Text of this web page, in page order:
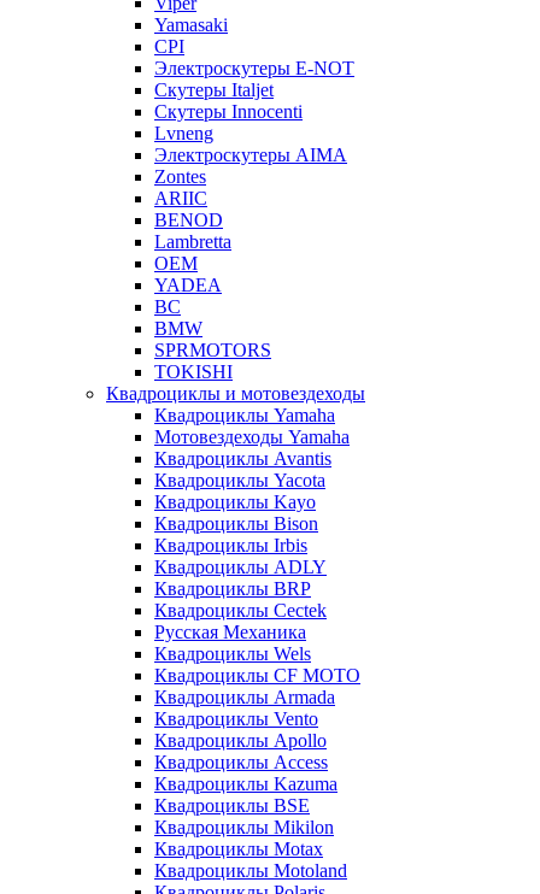
Yamasaki
CPI
Электроскутеры E-NOT
Скутеры Italjet
Скутеры Innocenti
Lvneng
Электроскутеры AIMA
Zontes
ARIIC
BENOD
Lambretta
OEM
YADEA
BC
BMW
SPRMOTORS
TOKISHI
Квадроциклы и мотовездеходы
Квадроциклы Yamaha
Мотовездеходы Yamaha
Квадроциклы Avantis
Квадроциклы Yacota
Квадроциклы Kayo
Квадроциклы Bison
Квадроциклы Irbis
Квадроциклы ADLY
Квадроциклы BRP
Квадроциклы Cectek
Русская Механика
Квадроциклы Wels
Квадроциклы CF MOTO
Квадроциклы Armada
Квадроциклы Vento
Квадроциклы Apollo
Квадроциклы Access
Квадроциклы Kazuma
Квадроциклы BSE
Квадроциклы Mikilon
Квадроциклы Motax
Квадроциклы Motoland